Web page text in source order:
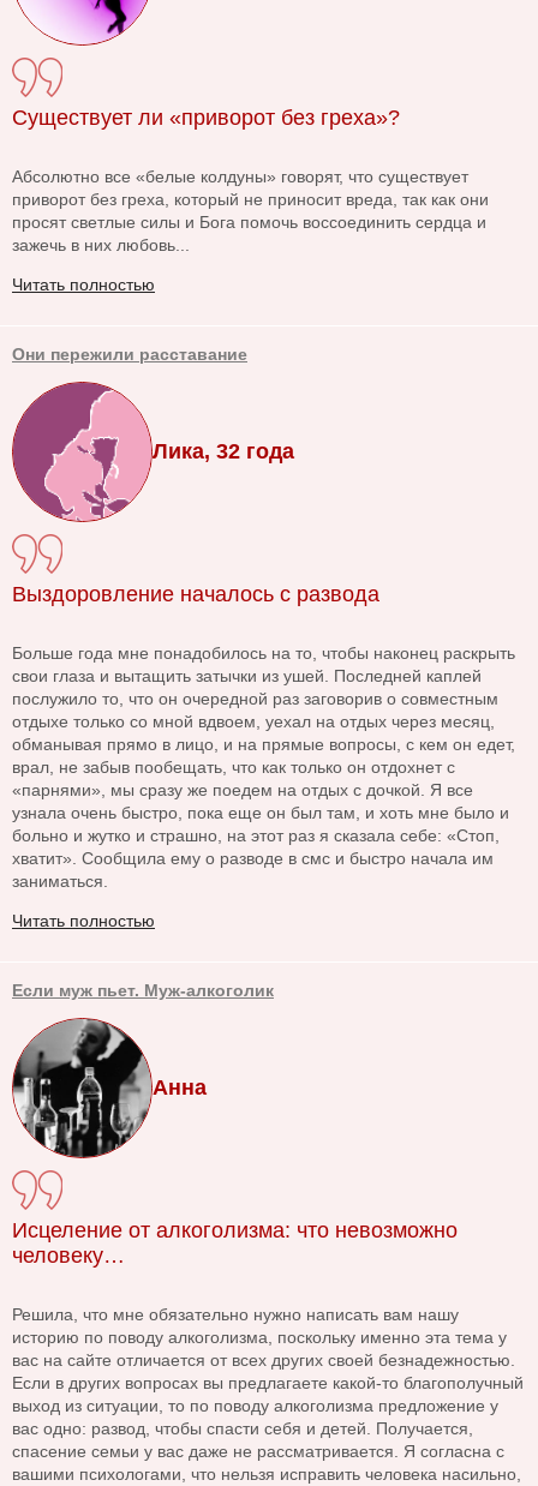
Существует ли «приворот без греха»?
Абсолютно все «белые колдуны» говорят, что существует
приворот без греха, который не приносит вреда, так как они
просят светлые силы и Бога помочь воссоединить сердца и
зажечь в них любовь...
Читать полностью
Они пережили расставание
Лика, 32 года
Выздоровление началось с развода
Больше года мне понадобилось на то, чтобы наконец раскрыть
свои глаза и вытащить затычки из ушей. Последней каплей
послужило то, что он очередной раз заговорив о совместным
отдыхе только со мной вдвоем, уехал на отдых через месяц,
обманывая прямо в лицо, и на прямые вопросы, с кем он едет,
врал, не забыв пообещать, что как только он отдохнет с
«парнями», мы сразу же поедем на отдых с дочкой. Я все
узнала очень быстро, пока еще он был там, и хоть мне было и
больно и жутко и страшно, на этот раз я сказала себе: «Стоп,
хватит». Сообщила ему о разводе в смс и быстро начала им
заниматься.
Читать полностью
Если муж пьет. Муж-алкоголик
Анна
Исцеление от алкоголизма: что невозможно
человеку…
Решила, что мне обязательно нужно написать вам нашу
историю по поводу алкоголизма, поскольку именно эта тема у
вас на сайте отличается от всех других своей безнадежностью.
Если в других вопросах вы предлагаете какой-то благополучный
выход из ситуации, то по поводу алкоголизма предложение у
вас одно: развод, чтобы спасти себя и детей. Получается,
спасение семьи у вас даже не рассматривается. Я согласна с
вашими психологами, что нельзя исправить человека насильно,